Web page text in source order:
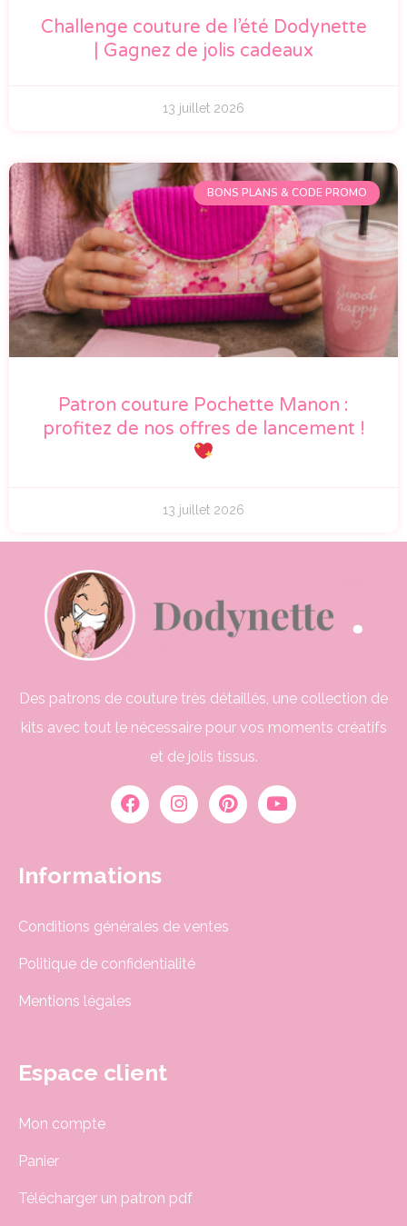
Challenge couture de l’été Dodynette
| Gagnez de jolis cadeaux
13 juillet 2026
BONS PLANS & CODE PROMO
Patron couture Pochette Manon :
profitez de nos offres de lancement !
13 juillet 2026
Des patrons de couture très détaillés, une collection de
kits avec tout le nécessaire pour vos moments créatifs
et de jolis tissus.
Informations
Conditions générales de ventes
Politique de confidentialité
Mentions légales
Espace client
Mon compte
Panier
Télécharger un patron pdf